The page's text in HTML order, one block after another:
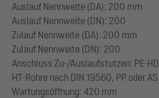
Auslauf Nennweite (DA): 200 mm
Auslauf Nennweite (DN): 200
Zulauf Nennweite (DA): 200 mm
Zulauf Nennweite (DN): 200
Anschluss Zu-/Auslaufstutzen: PE-
HT-Rohre nach DIN 19560, PP oder AS
Wartungsöffnung: 420 mm